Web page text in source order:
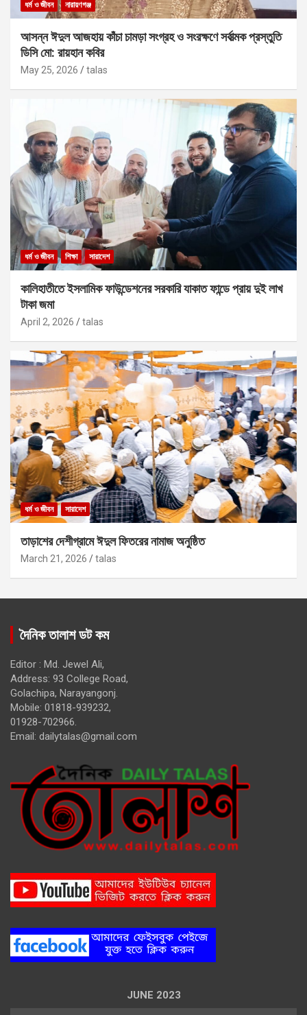
ধর্ম ও জীবন নারায়ণগঞ্জ
আসন্ন ঈদুল আজহায় কাঁচা চামড়া সংগ্রহ ও সংরক্ষণে সর্বাত্মক প্রস্তুতি
ডিসি মো: রায়হান কবির
May 25, 2026 talas
ধর্ম ও জীবন শিক্ষা সারাদেশ
কালিহাতীতে ইসলামিক ফাউন্ডেশনের সরকারি যাকাত ফান্ডে প্রায় দুই লাখ
টাকা জমা
April 2, 2026 talas
ধর্ম ও জীবন সারাদেশ
তাড়াশের দেশীগ্রামে ঈদুল ফিতরের নামাজ অনুষ্ঠিত
March 21, 2026 talas
দৈনিক তালাশ ডট কম
Editor : Md. Jewel Ali,
Address: 93 College Road,
Golachipa, Narayangonj.
Mobile: 01818-939232,
01928-702966.
Email: dailytalas@gmail.com
JUNE 2023